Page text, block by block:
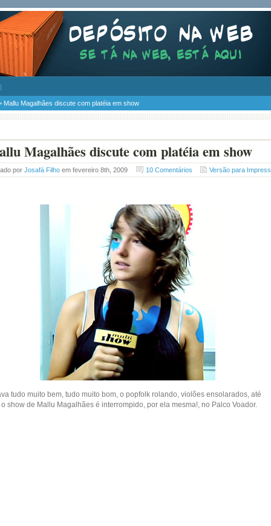
Mallu Magalhães discute com platéia em show
Magalhães discute com platéia em show
por Josafá Filho em fevereiro 8th, 2009 10 Comentários Versão para
tudo muito bem, tudo muito bom, o popfolk rolando, violões ensolarados, até
show de Mallu Magalhães é interrompido, por ela mesma!, no Palco Voador.